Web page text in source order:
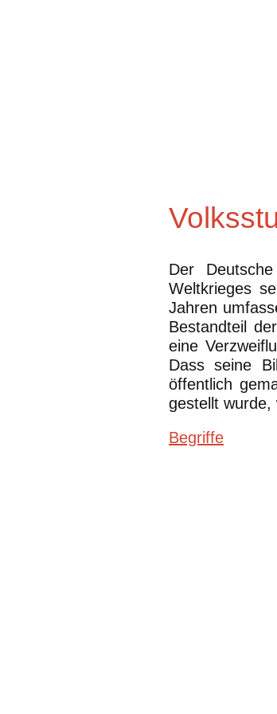
Der
Weltkrieges
Jahren
Bestandteil
eine
Dass seine
öffentlich
gestellt wurde,
Begriffe